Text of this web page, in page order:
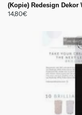
(Kopie) Redesign Dekor
14,80€